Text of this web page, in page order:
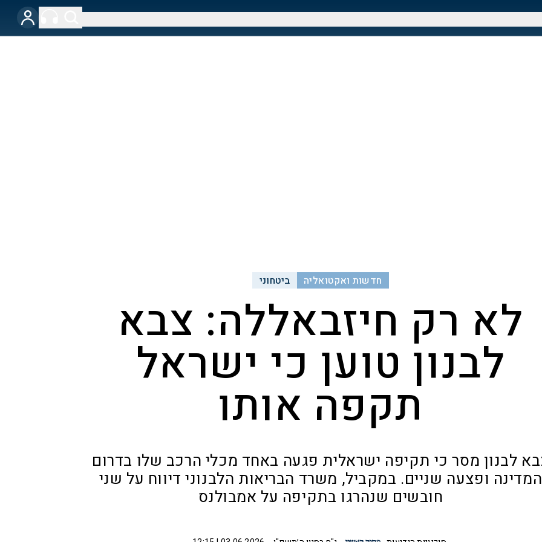
חדשות ואקטואליה ביטחוני
לא רק חיזבאללה: צבא
לבנון טוען כי ישראל
תקפה אותו
לבנון מסר כי תקיפה ישראלית פגעה באחד מכלי הרכב שלו בדרום
המדינה ופצעה שניים. במקביל, משרד הבריאות הלבנוני דיווח על שני
חובשים שנהרגו בתקיפה על אמבולנס